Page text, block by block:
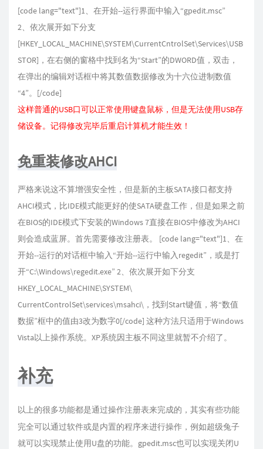
[code lang="text"]1、在开始--运行界面中输入“gpedit.msc”
2、依次展开如下分支
[HKEY_LOCAL_MACHINE\SYSTEM\CurrentCntrolSet\Services\USB
STOR]，在右侧的窗格中找到名为“Start”的DWORD值，双击，
在弹出的编辑对话框中将其数值数据修改为十六位进制数值
“4”。[/code]
这样普通的USB口可以正常使用键盘鼠标，但是无法使用USB存
储设备。记得修改完毕后重启计算机才能生效！
免重装修改AHCI
严格来说这不算增强安全性，但是新的主板SATA接口都支持
AHCI模式，比IDE模式能更好的使SATA硬盘工作，但是如果之前
在BIOS的IDE模式下安装的Windows 7直接在BIOS中修改为AHCI
则会造成蓝屏。首先需要修改注册表。 [code lang="text"]1、在
开始--运行的对话框中输入“开始--运行中输入regedit”，或是打
开“C:\Windows\regedit.exe” 2、依次展开如下分支
HKEY_LOCAL_MACHINE\SYSTEM\
CurrentControlSet\services\msahci\，找到Start键值，将“数值
数据”框中的值由3改为数字0[/code] 这种方法只适用于Windows
Vista以上操作系统。XP系统因主板不同这里就暂不介绍了。
补充
以上的很多功能都是通过操作注册表来完成的，其实有些功能
完全可以通过软件或是内置的程序来进行操作，例如超级兔子
就可以实现禁止使用U盘的功能。gpedit.msc也可以实现关闭U